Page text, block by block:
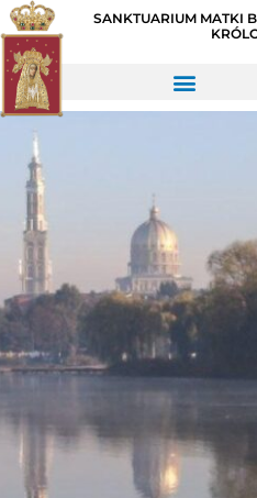
SANKTUARIUM MATKI